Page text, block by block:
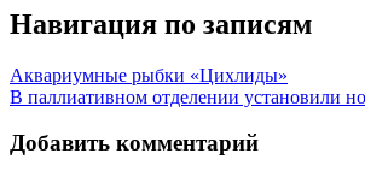
Навигация по записям
Аквариумные рыбки «Цихлиды»
В паллиативном отделении установили
Добавить комментарий